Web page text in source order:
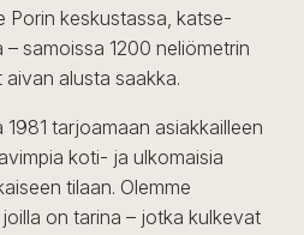
Porin keskustassa, katse-
samoissa 1200 neliömetrin
alusta saakka.
tarjoamaan asiakkailleen
koti- ja ulkomaisia
tilaan. Olemme
on tarina – jotka kulkevat